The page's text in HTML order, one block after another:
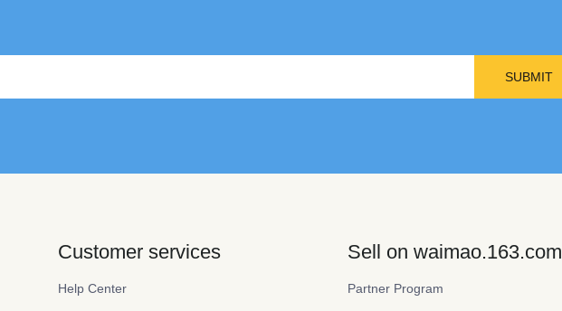
SUBMIT
Customer services
Help Center
Sell on waimao.163.com
Partner Program